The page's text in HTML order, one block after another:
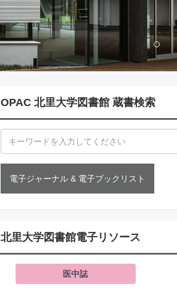
OPAC 北里大学図書館 蔵書検索
電子ジャーナル & 電子ブックリスト
北里大学図書館電子リソース
医中誌